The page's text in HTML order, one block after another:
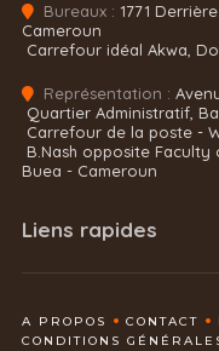
Bureaux : 1771
Cameroun
Carrefour idéal Akwa,
Représentation :
Quartier Administratif,
Carrefour de la poste -
B.Nash opposite Faculty
Buea - Cameroun
Liens rapides
A PROPOS CONTACT
CONDITIONS